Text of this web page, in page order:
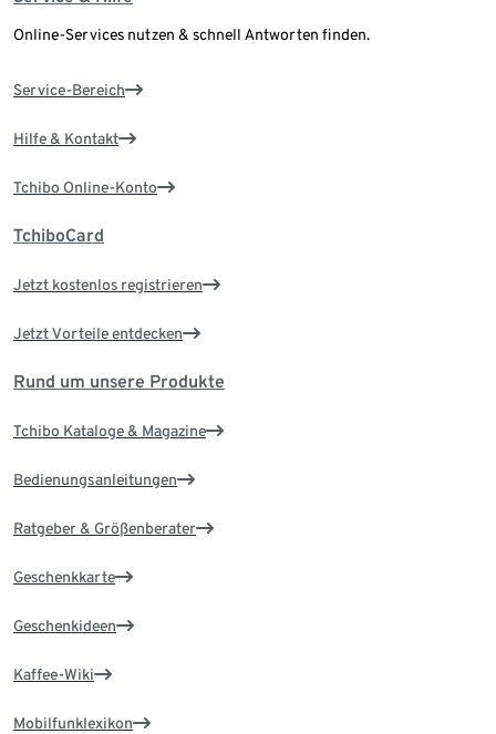
Online-Services nutzen & schnell Antworten finden.
Service-Bereich
Hilfe & Kontakt
Tchibo Online-Konto
TchiboCard
Jetzt kostenlos registrieren
Jetzt Vorteile entdecken
Rund um unsere Produkte
Tchibo Kataloge & Magazine
Bedienungsanleitungen
Ratgeber & Größenberater
Geschenkkarte
Geschenkideen
Kaffee-Wiki
Mobilfunklexikon